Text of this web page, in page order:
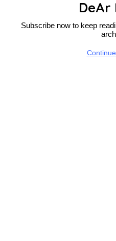
DeAr
Subscribe now to keep